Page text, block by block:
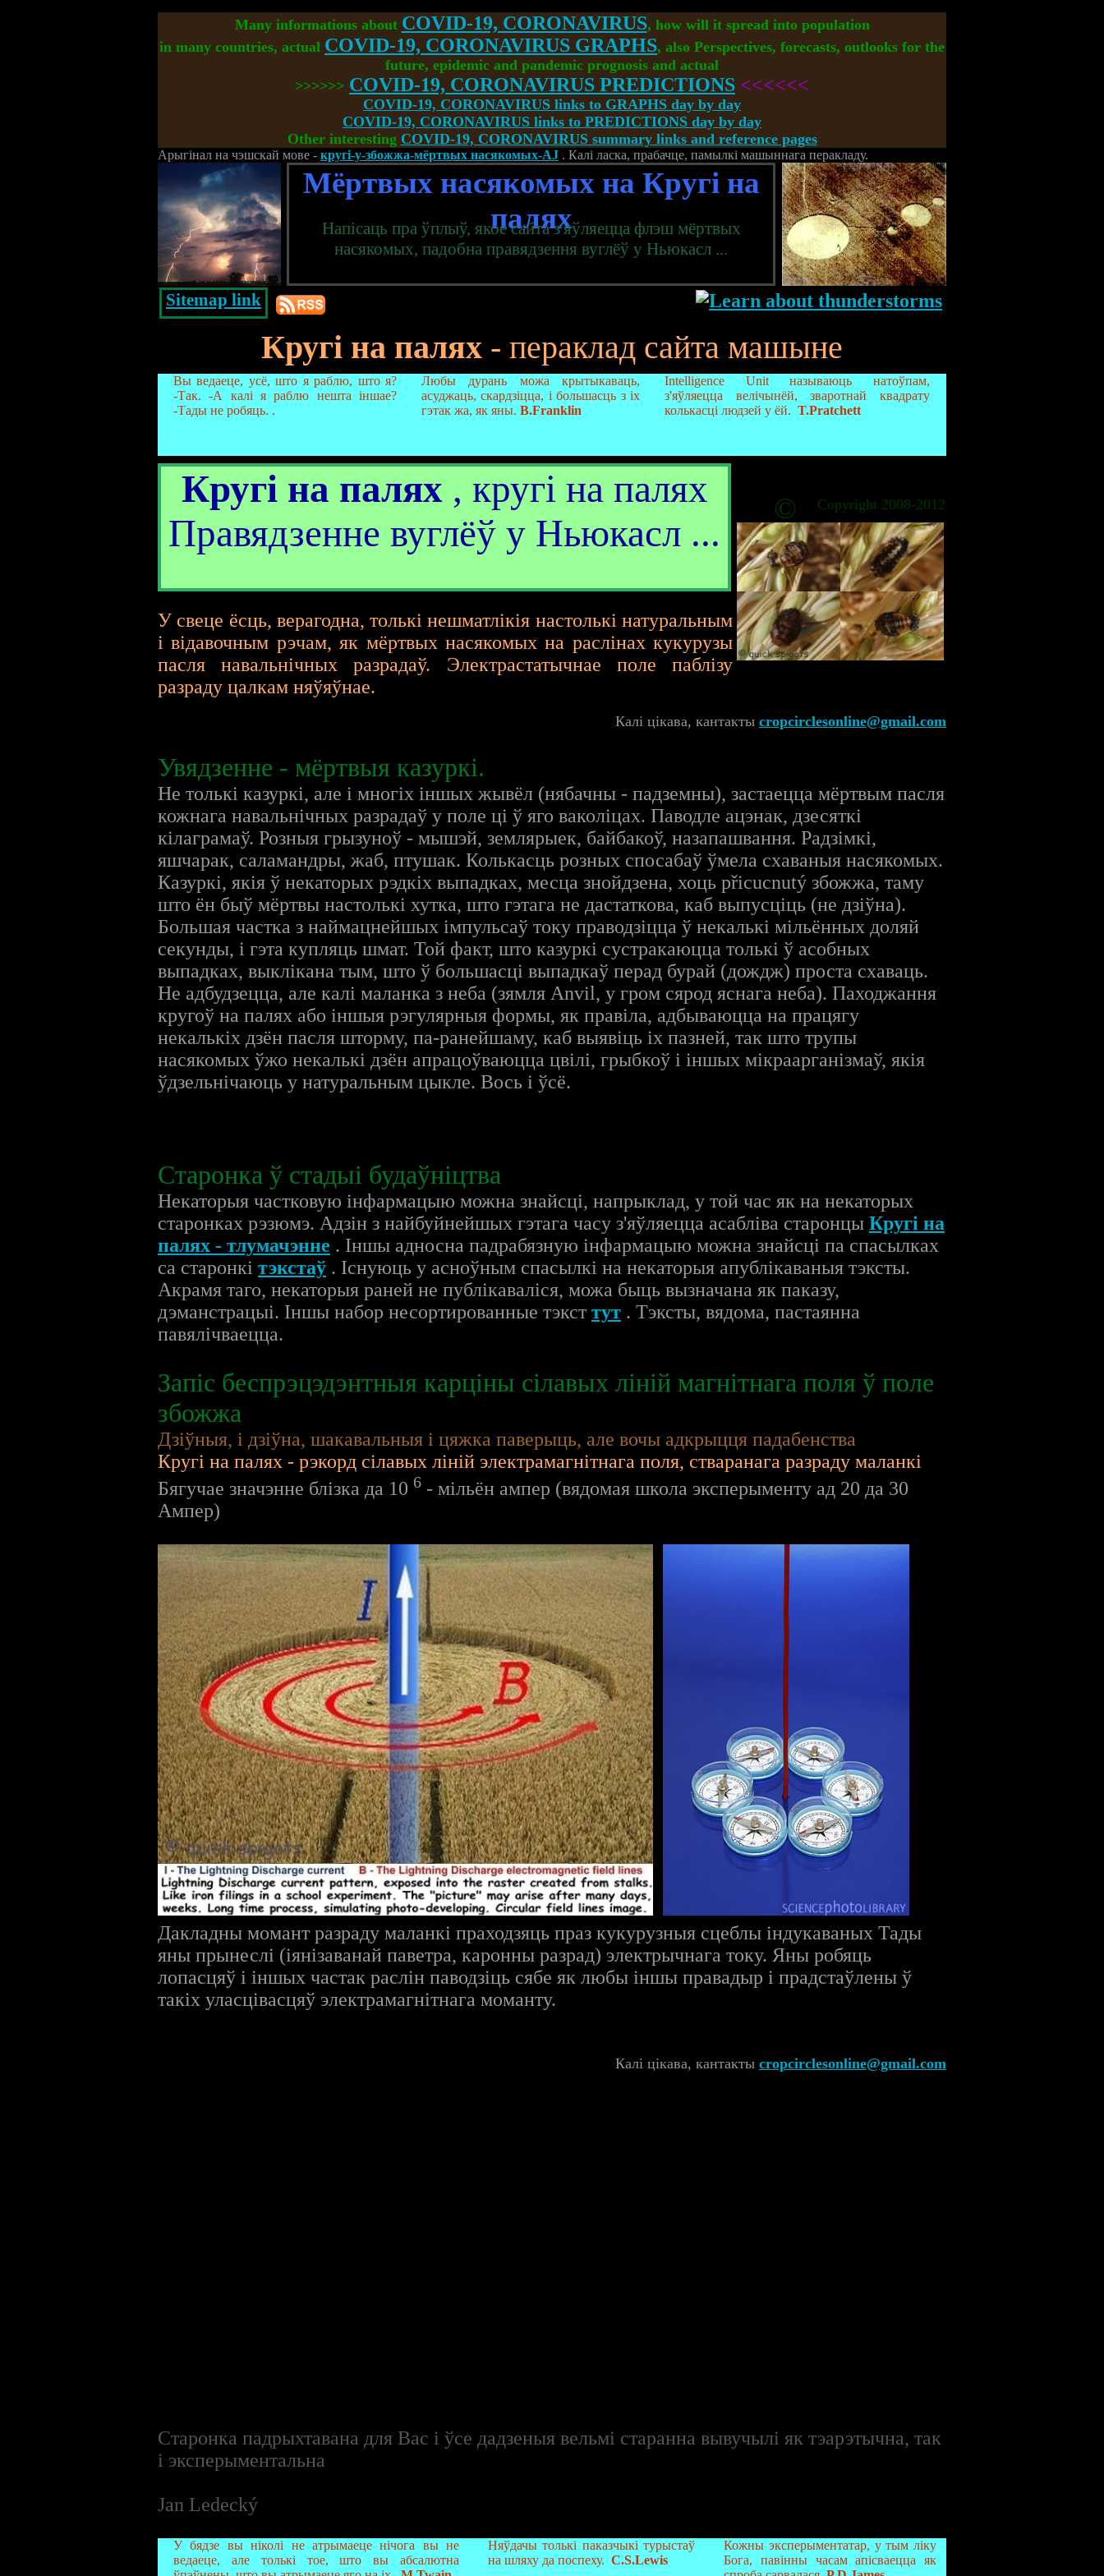
Many informations about COVID-19, CORONAVIRUS, how will it spread into population
in many countries, actual COVID-19, CORONAVIRUS GRAPHS, also Perspectives, forecasts, outlooks for the
future, epidemic and pandemic prognosis and actual
>>>>>> COVID-19, CORONAVIRUS PREDICTIONS <<<<<<
COVID-19, CORONAVIRUS links to GRAPHS day by day
COVID-19, CORONAVIRUS links to PREDICTIONS day by day
Other interesting COVID-19, CORONAVIRUS summary links and reference pages
Арыгінал на чэшскай мове - кругі-у-збожжа-мёртвых насякомых-AJ . Калі ласка, прабачце, памылкі машыннага перакладу.
Мёртвых насякомых на Кругі на
палях
Напісаць пра ўплыў, якое сайта з'яўляецца флэш мёртвых
насякомых, падобна правядзення вуглёў у Ньюкасл ...
Sitemap link
Кругі на палях - пераклад сайта машыне
Вы ведаеце, усё, што я раблю, што я?
-Так. -А калі я раблю нешта іншае?
-Тады не робяць. .
Любы дурань можа крытыкаваць,
асуджаць, скардзіцца, і большасць з іх
гэтак жа, як яны. B.Franklin
Intelligence Unit называюць натоўпам,
з'яўляецца велічынёй, зваротнай квадрату
колькасці людзей у ёй. T.Pratchett
Кругі на палях, кругі на палях
Правядзенне вуглёў у Ньюкасл ...
© Copyright 2008-2012
У свеце ёсць, верагодна, толькі нешматлікія настолькі натуральным
і відавочным рэчам, як мёртвых насякомых на раслінах кукурузы
пасля навальнічных разрадаў. Электрастатычнае поле паблізу
разраду цалкам няўяўнае.
Калі цікава, кантакты cropcirclesonline@gmail.com
Увядзенне - мёртвыя казуркі.
Не толькі казуркі, але і многіх іншых жывёл (нябачны - падземны), застаецца мёртвым пасля
кожнага навальнічных разрадаў у поле ці ў яго ваколіцах. Паводле ацэнак, дзесяткі
кілаграмаў. Розныя грызуноў - мышэй, землярыек, байбакоў, назапашвання. Радзімкі,
яшчарак, саламандры, жаб, птушак. Колькасць розных спосабаў ўмела схаваныя насякомых.
Казуркі, якія ў некаторых рэдкіх выпадках, месца знойдзена, хоць přicucnutý збожжа, таму
што ён быў мёртвы настолькі хутка, што гэтага не дастаткова, каб выпусціць (не дзіўна).
Большая частка з наймацнейшых імпульсаў току праводзіцца ў некалькі мільённых доляй
секунды, і гэта купляць шмат. Той факт, што казуркі сустракаюцца толькі ў асобных
выпадках, выклікана тым, што ў большасці выпадкаў перад бурай (дождж) проста схаваць.
Не адбудзецца, але калі маланка з неба (зямля Anvil, у гром сярод яснага неба). Паходжання
кругоў на палях або іншыя рэгулярныя формы, як правіла, адбываюцца на працягу
некалькіх дзён пасля шторму, па-ранейшаму, каб выявіць іх пазней, так што трупы
насякомых ўжо некалькі дзён апрацоўваюцца цвілі, грыбкоў і іншых мікраарганізмаў, якія
ўдзельнічаюць у натуральным цыкле. Вось і ўсё.
Старонка ў стадыі будаўніцтва
Некаторыя частковую інфармацыю можна знайсці, напрыклад, у той час як на некаторых
старонках рэзюмэ. Адзін з найбуйнейшых гэтага часу з'яўляецца асабліва старонцы Кругі на
палях - тлумачэнне . Іншы адносна падрабязную інфармацыю можна знайсці па спасылках
са старонкі тэкстаў . Існуюць у асноўным спасылкі на некаторыя апублікаваныя тэксты.
Акрамя таго, некаторыя раней не публікаваліся, можа быць вызначана як паказу,
дэманстрацыі. Іншы набор несортированные тэкст тут . Тэксты, вядома, пастаянна
павялічваецца.
Запіс беспрэцэдэнтныя карціны сілавых ліній магнітнага поля ў поле
збожжа
Дзіўныя, і дзіўна, шакавальныя і цяжка паверыць, але вочы адкрыцця падабенства
Кругі на палях - рэкорд сілавых ліній электрамагнітнага поля, стваранага разраду маланкі
Бягучае значэнне блізка да 10 6 - мільён ампер (вядомая школа эксперыменту ад 20 да 30
Ампер)
Дакладны момант разраду маланкі праходзяць праз кукурузныя сцеблы індукаваных Тады
яны прынеслі (іянізаванай паветра, каронны разрад) электрычнага току. Яны робяць
лопасцяў і іншых частак раслін паводзіць сябе як любы іншы правадыр і прадстаўлены ў
такіх уласцівасцяў электрамагнітнага моманту.
Калі цікава, кантакты cropcirclesonline@gmail.com
Старонка падрыхтавана для Вас і ўсе дадзеныя вельмі старанна вывучылі як тэарэтычна, так
і эксперыментальна
Jan Ledecký
У бядзе вы ніколі не атрымаеце нічога вы не
ведаеце, але толькі тое, што вы абсалютна
Няўдачы толькі паказчыкі турыстаў
на шляху да поспеху. C.S.Lewis
Кожны эксперыментатар, у тым ліку
Бога, павінны часам апісваецца як